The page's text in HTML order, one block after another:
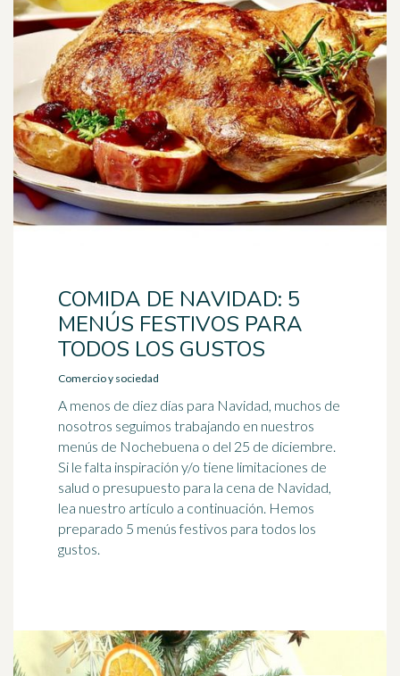
COMIDA DE NAVIDAD: 5
MENÚS FESTIVOS PARA
TODOS LOS GUSTOS
Comercio y sociedad
A menos de diez días para Navidad, muchos de
nosotros seguimos trabajando en nuestros
menús de Nochebuena o del 25 de diciembre.
Si le falta inspiración y/o tiene limitaciones de
salud o presupuesto para la cena de Navidad,
lea nuestro artículo a continuación. Hemos
preparado 5 menús festivos para todos los
gustos.